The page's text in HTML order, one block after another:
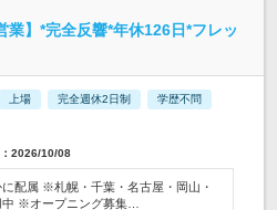
業】*完全反響*年休126日*フレッ
上場 完全週休2日制 学歴不問
2026/10/08
配属 ※札幌・千葉・名古屋・岡山・
※オープニング募集…